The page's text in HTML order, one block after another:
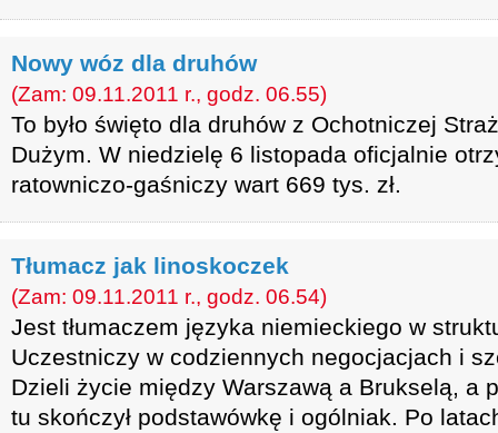
Nowy wóz dla druhów
(Zam: 09.11.2011 r., godz. 06.55)
To było święto dla druhów z Ochotniczej
Dużym. W niedzielę 6 listopada oficjalnie
ratowniczo-gaśniczy wart 669 tys. zł.
Tłumacz jak linoskoczek
(Zam: 09.11.2011 r., godz. 06.54)
Jest tłumaczem języka niemieckiego w
Uczestniczy w codziennych negocjacjach i
Dzieli życie między Warszawą a Brukselą, a
tu skończył podstawówkę i ogólniak. Po